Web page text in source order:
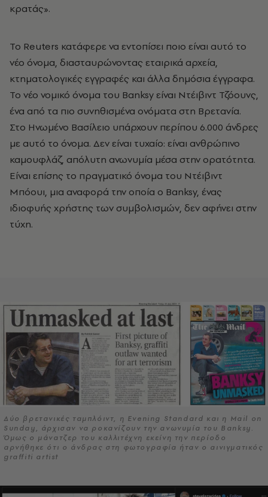
κρατάς».
Το Reuters κατάφερε να εντοπίσει ποιο είναι αυτό το
νέο όνομα, διασταυρώνοντας εταιρικά αρχεία,
κτηματολογικές εγγραφές και άλλα δημόσια έγγραφα.
Το νέο νομικό όνομα του Banksy είναι Ντέιβιντ Τζόουνς,
ένα από τα πιο συνηθισμένα ονόματα στη Βρετανία.
Στο Ηνωμένο Βασίλειο υπάρχουν περίπου 6.000 άνδρες
με αυτό το όνομα. Δεν είναι τυχαίο: είναι ανθρώπινο
καμουφλάζ, απόλυτη ανωνυμία μέσα στην ορατότητα.
Είναι επίσης το πραγματικό όνομα του Ντέιβιντ
Μπόουι, μια αναφορά την οποία ο Banksy, ένας
ιδιοφυής χρήστης των συμβολισμών, δεν αφήνει στην
τύχη.
Δύο βρετανικές ταμπλόιντ, η Evening Standard και η Mail on
Sunday, άρχισαν να ροκανίζουν την ανωνυμία του Banksy.
Όμως ο μάνατζερ του καλλιτέχνη εκείνη την περίοδο
αρνήθηκε ότι ο άνδρας στη φωτογραφία ήταν ο αινιγματικός
graffiti artist